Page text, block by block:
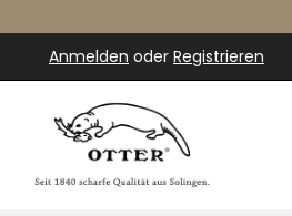
Anmelden oder Registrieren